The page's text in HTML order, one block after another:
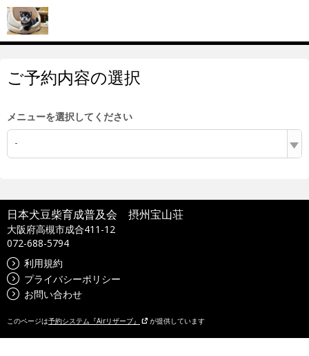
ご予約内容の選択
メニューを選択してください
-
日本犬豆柴育成普及会 摂州宝山荘
大阪府高槻市成合411-12
072-688-5794
利用規約
プライバシーポリシー
お問い合わせ
このページは予約システム『Airリザーブ』 が提供しています